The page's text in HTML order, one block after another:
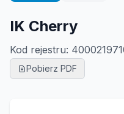
IK Cherry
Kod rejestru:
Pobierz PDF